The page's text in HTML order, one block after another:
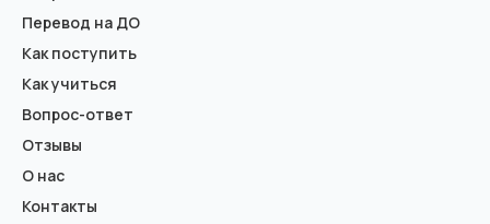
Перевод на ДО
Как поступить
Как учиться
Вопрос-ответ
Отзывы
О нас
Контакты